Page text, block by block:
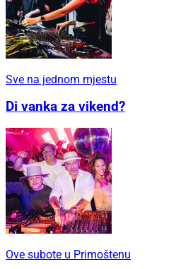
Sve na jednom mjestu
Di vanka za vikend?
Ove subote u Primoštenu